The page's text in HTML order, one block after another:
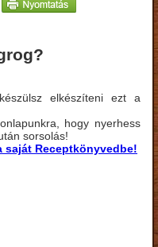
elkészíteni ezt a
hogy nyerhess
sorsolás!
Receptkönyvedbe!